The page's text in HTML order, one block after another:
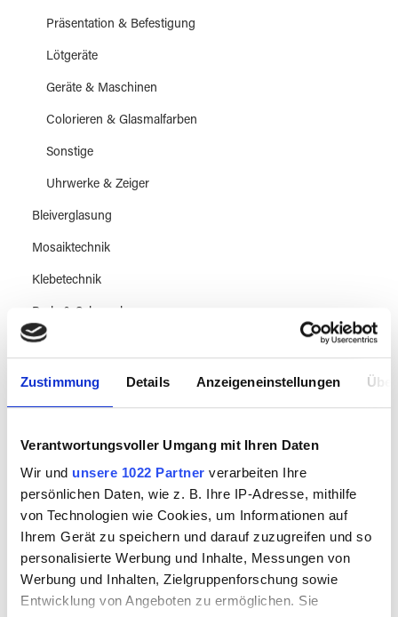
Zustimmung Details Anzeigeneinstellungen
Verantwortungsvoller Umgang mit Ihren Daten
Wir und unsere 1022 Partner verarbeiten Ihre
persönlichen Daten, wie z. B. Ihre IP-Adresse, mithilfe
von Technologien wie Cookies, um Informationen auf
Ihrem Gerät zu speichern und darauf zuzugreifen und so
personalisierte Werbung und Inhalte, Messungen von
Werbung und Inhalten, Zielgruppenforschung sowie
Entwicklung von Angeboten zu ermöglichen. Sie
Präsentation & Befestigung
Lötgeräte
Geräte & Maschinen
Colorieren & Glasmalfarben
Sonstige
Uhrwerke & Zeiger
Bleiverglasung
Mosaiktechnik
Klebetechnik
Heiß & Studioglas
Sandstrahltechnik
Glasmalerei
Glasbeschichtungen & Reinigung
Displays & Montage
Metal Oxidation
Leerflaschen & Verpackung